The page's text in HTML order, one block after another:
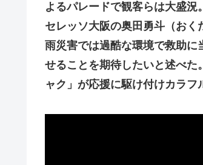
よるパレードで観客らは大盛
セレッソ大阪の奥田勇斗（お
雨災害では過酷な環境で救助
せることを期待したいと述べた
ャク」が応援に駆け付けカラフ